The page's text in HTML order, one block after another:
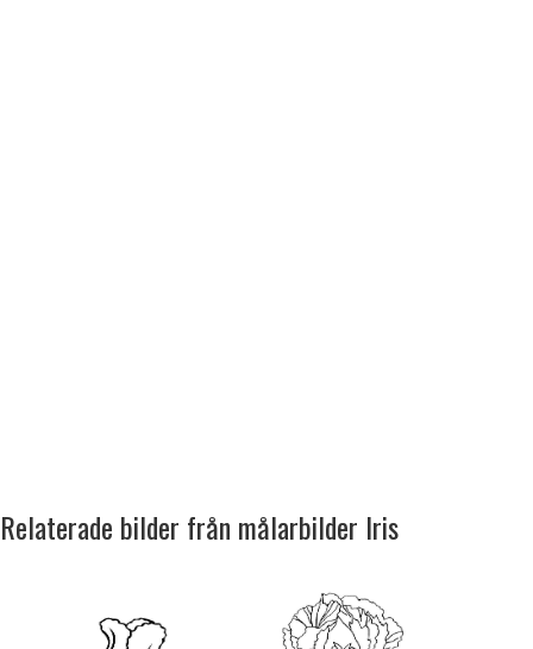
Relaterade bilder från målarbilder Iris